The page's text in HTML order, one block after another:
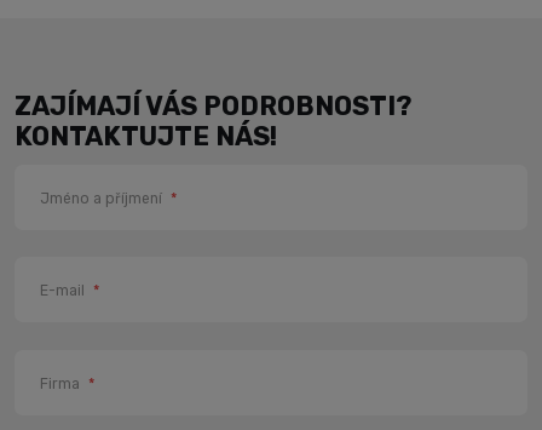
ZAJÍMAJÍ VÁS PODROBNOSTI?
KONTAKTUJTE NÁS!
Jméno a příjmení *
E-mail *
Firma *